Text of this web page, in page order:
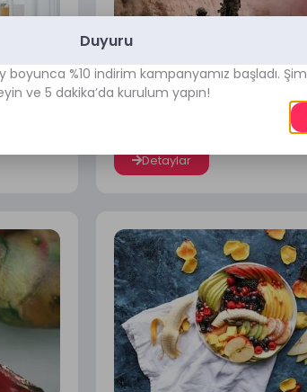
12/30/2023 Rüya Tabirleri
Rüyada Askerlerden
Detaylar
Duyuru
boyunca %10 indirim kampanyamız başladı.
ve 5 dakika’da kurulum yapın!